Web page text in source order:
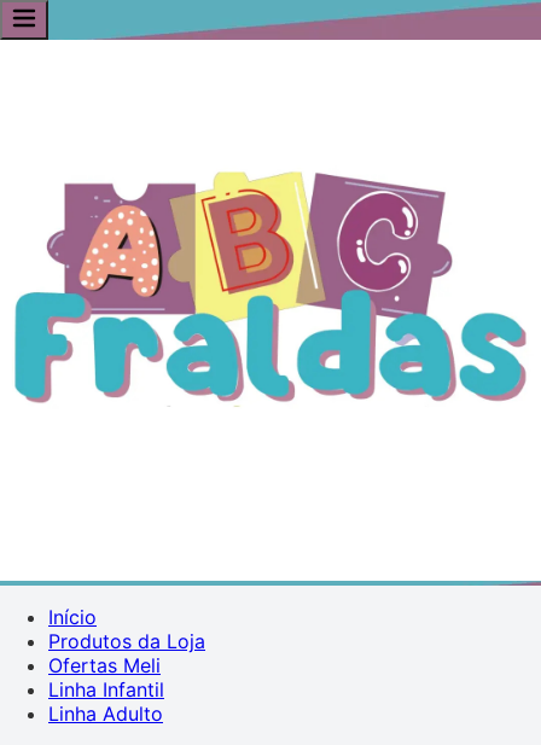
Início
Produtos da Loja
Ofertas Meli
Linha Infantil
Linha Adulto